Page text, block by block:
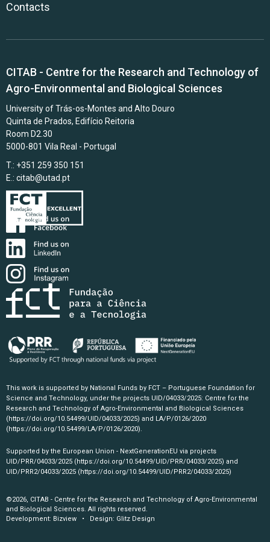
Contacts
CITAB - Centre for the Research and Technology of
Agro-Environmental and Biological Sciences
University of Trás-os-Montes and Alto Douro
Quinta de Prados, Edifício Reitoria
Room D2.30
5000-801 Vila Real - Portugal
T.: +351 259 350 151
E.: citab@utad.pt
This work is supported by National Funds by FCT – Portuguese Foundation for
Science and Technology, under the projects UID/04033/2025: Centre for the
Research and Technology of Agro-Environmental and Biological Sciences
(https://doi.org/10.54499/UID/04033/2025) and LA/P/0126/2020
(https://doi.org/10.54499/LA/P/0126/2020).
Supported by the European Union - NextGenerationEU via projects
UID/PRR/04033/2025 (https://doi.org/10.54499/UID/PRR/04033/2025) and
UID/PRR2/04033/2025 (https://doi.org/10.54499/UID/PRR2/04033/2025)
©2026, CITAB - Centre for the Research and Technology of Agro-Environmental
and Biological Sciences. All rights reserved.
Development: Bizview • Design: Glitz Design